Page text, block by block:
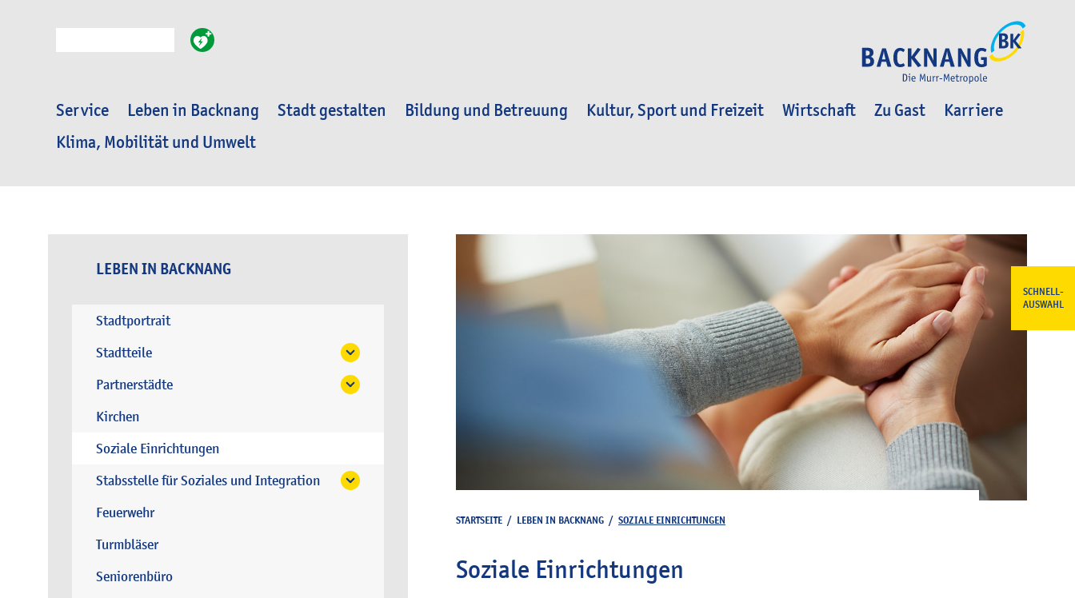
Service Leben in Backnang Stadt gestalten Bildung und Betreuung Kultur, Sport und Freizeit Wirtschaft Zu Gast
Karriere
Klima, Mobilität und Umwelt
SCHNELL-
AUSWAHL
LEBEN IN BACKNANG
Stadtportrait
Stadtteile
Partnerstädte
Kirchen
Soziale Einrichtungen
Stabsstelle für Soziales und Integration
Feuerwehr
Turmbläser
Seniorenbüro
STARTSEITE / LEBEN IN BACKNANG / SOZIALE EINRICHTUNGEN
Soziale Einrichtungen